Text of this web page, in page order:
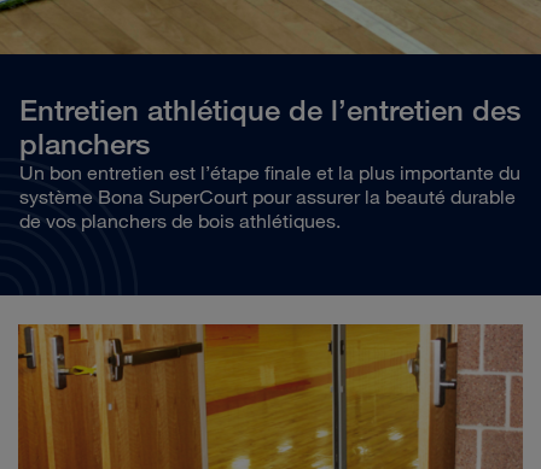
Entretien athlétique de l’entretien des
planchers
Un bon entretien est l’étape finale et la plus importante du
système Bona SuperCourt pour assurer la beauté durable
de vos planchers de bois athlétiques.